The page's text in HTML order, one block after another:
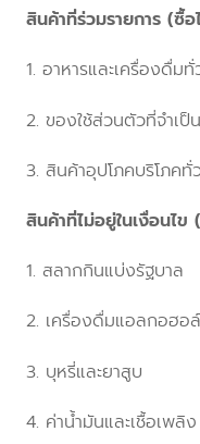
สินค้าที่ร่วมรายการ (ซื้อ
1. อาหารและเครื่องดื่มทั่
2. ของใช้ส่วนตัวที่จำเป็น
3. สินค้าอุปโภคบริโภคทั่
สินค้าที่ไม่อยู่ในเงื่อนไข
1. สลากกินแบ่งรัฐบาล
2. เครื่องดื่มแอลกอฮอล์
3. บุหรี่และยาสูบ
4. ค่าน้ำมันและเชื้อเพลิง